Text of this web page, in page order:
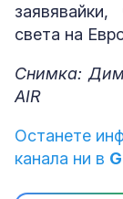
света на
Снимка:
AIR
Останете
канала ни в